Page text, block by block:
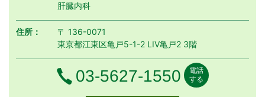
肝臓内科
住所：
〒 136-0071
東京都江東区亀戸5-1-2 LIV亀戸2 3階
電話番号
03-5627-1550
電話
する